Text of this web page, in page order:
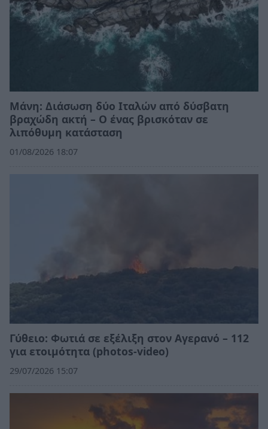
Μάνη: Διάσωση δύο Ιταλών από δύσβατη
βραχώδη ακτή – Ο ένας βρισκόταν σε
λιπόθυμη κατάσταση
01/08/2026 18:07
Γύθειο: Φωτιά σε εξέλιξη στον Αγερανό – 112
για ετοιμότητα (photos-video)
29/07/2026 15:07